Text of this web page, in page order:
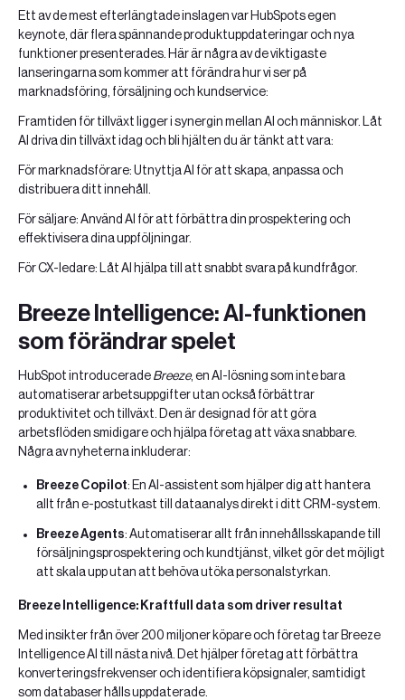
Ett av de mest efterlängtade inslagen var HubSpots egen
keynote, där flera spännande produktuppdateringar och nya
funktioner presenterades. Här är några av de viktigaste
lanseringarna som kommer att förändra hur vi ser på
marknadsföring, försäljning och kundservice:
Framtiden för tillväxt ligger i synergin mellan AI och människor. Låt
AI driva din tillväxt idag och bli hjälten du är tänkt att vara:
För marknadsförare: Utnyttja AI för att skapa, anpassa och
distribuera ditt innehåll.
För säljare: Använd AI för att förbättra din prospektering och
effektivisera dina uppföljningar.
För CX-ledare: Låt AI hjälpa till att snabbt svara på kundfrågor.
Breeze Intelligence: AI-funktionen
som förändrar spelet
HubSpot introducerade Breeze, en AI-lösning som inte bara
automatiserar arbetsuppgifter utan också förbättrar
produktivitet och tillväxt. Den är designad för att göra
arbetsflöden smidigare och hjälpa företag att växa snabbare.
Några av nyheterna inkluderar:
Breeze Copilot: En AI-assistent som hjälper dig att hantera
allt från e-postutkast till dataanalys direkt i ditt CRM-system.
Breeze Agents: Automatiserar allt från innehållsskapande till
försäljningsprospektering och kundtjänst, vilket gör det möjligt
att skala upp utan att behöva utöka personalstyrkan.
Breeze Intelligence: Kraftfull data som driver resultat
Med insikter från över 200 miljoner köpare och företag tar Breeze
Intelligence AI till nästa nivå. Det hjälper företag att förbättra
konverteringsfrekvenser och identifiera köpsignaler, samtidigt
som databaser hålls uppdaterade.